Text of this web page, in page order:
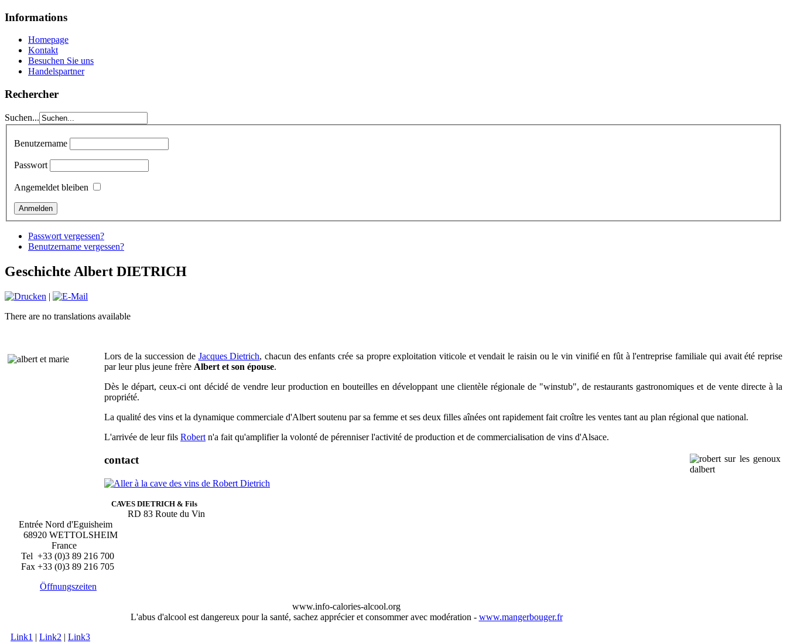
Informations
Homepage
Kontakt
Besuchen Sie uns
Handelspartner
Rechercher
Suchen...
Benutzername
Passwort
Angemeldet bleiben
Passwort vergessen?
Benutzername vergessen?
Geschichte Albert DIETRICH
|
There are no translations available
Lors de la succession de Jacques Dietrich, chacun des enfants crée sa propre exploitation viticole et vendait le raisin ou le vin vinifié en fût à l'entreprise familiale qui avait été reprise
par leur plus jeune frère Albert et son épouse.
Dès le départ, ceux-ci ont décidé de vendre leur production en bouteilles en développant une clientèle régionale de "winstub", de restaurants gastronomiques et de vente directe à la
propriété.
La qualité des vins et la dynamique commerciale d'Albert soutenu par sa femme et ses deux filles aînées ont rapidement fait croître les ventes tant au plan régional que national.
L'arrivée de leur fils Robert n'a fait qu'amplifier la volonté de pérenniser l'activité de production et de commercialisation de vins d'Alsace.
contact
CAVES DIETRICH & Fils
RD 83 Route du Vin
Entrée Nord d'Eguisheim
68920 WETTOLSHEIM
France
Tel +33 (0)3 89 216 700
Fax +33 (0)3 89 216 705
Öffnungszeiten
www.info-calories-alcool.org
L'abus d'alcool est dangereux pour la santé, sachez apprécier et consommer avec modération - www.mangerbouger.fr
Link1 | Link2 | Link3